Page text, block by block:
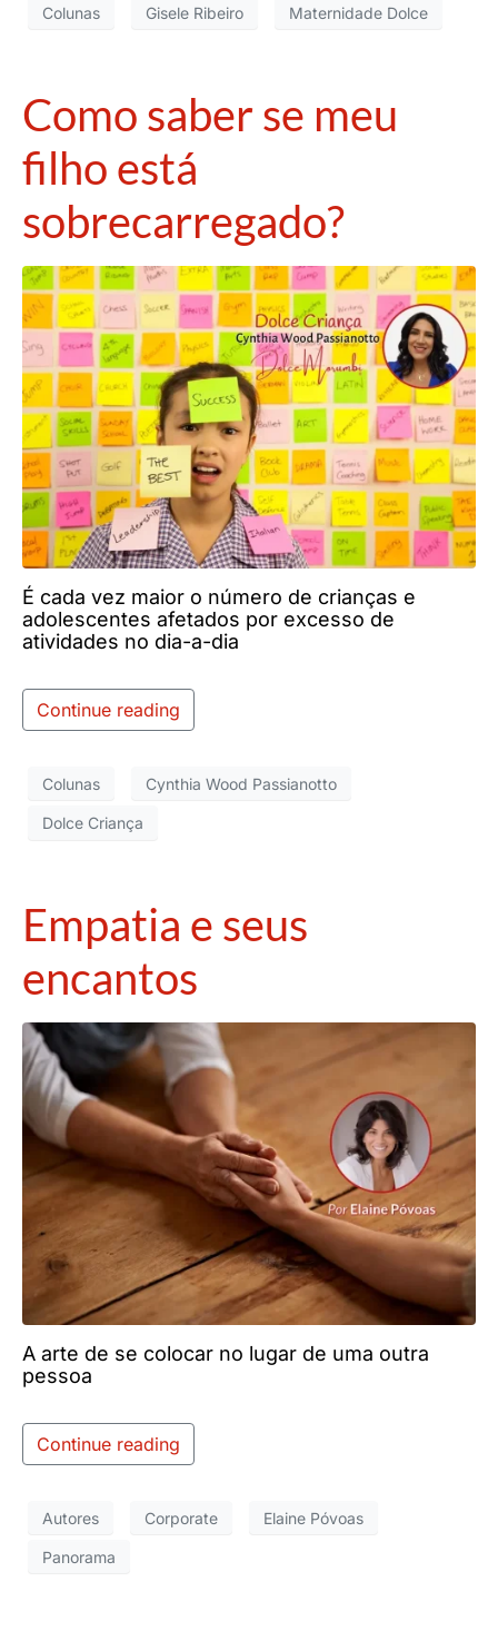
Colunas Gisele Ribeiro Maternidade Dolce
Como saber se meu
filho está
sobrecarregado?
É cada vez maior o número de crianças e
adolescentes afetados por excesso de
atividades no dia-a-dia
Continue reading
Colunas Cynthia Wood Passianotto
Dolce Criança
Empatia e seus
encantos
A arte de se colocar no lugar de uma outra
pessoa
Continue reading
Autores Corporate Elaine Póvoas
Panorama